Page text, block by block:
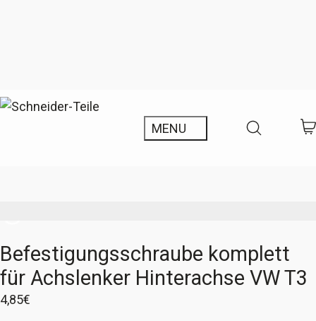
Befestigungsschraube komplett
für Achslenker Hinterachse VW T3
4,85€